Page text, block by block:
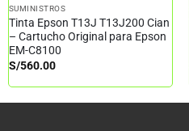
SUMINISTROS
Tinta Epson T13J T13J200 Cian
– Cartucho Original para Epson
EM-C8100
S/560.00